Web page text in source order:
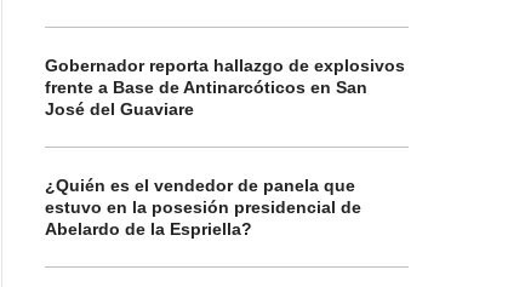
Gobernador reporta hallazgo de explosivos
frente a Base de Antinarcóticos en San
José del Guaviare
¿Quién es el vendedor de panela que
estuvo en la posesión presidencial de
Abelardo de la Espriella?